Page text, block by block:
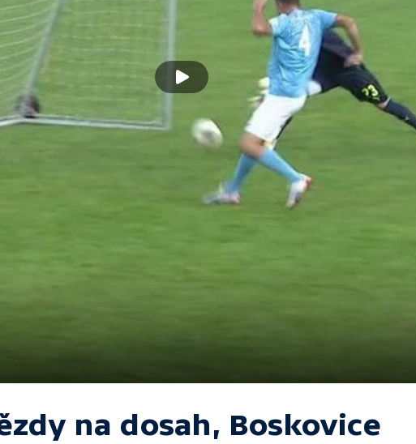
na dosah, Boskovice